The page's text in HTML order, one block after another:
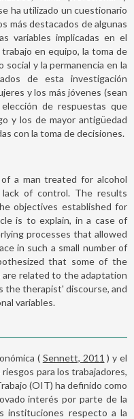
ha utilizado un cuestionario
más destacados de algunas
variables implicadas en el
en equipo, la toma de
y la permanencia en la
de esta investigación
y los más jóvenes (sean
de respuestas que
y los de mayor antigüedad
con la toma de decisiones.
a man treated for alcohol
lack of control. The results
objectives established for
is to explain, in a case of
processes that allowed
in such a small number of
that some of the
related to the adaptation
the therapist' discourse, and
variables.
( Sennett, 2011 ) y el
para los trabajadores,
(OIT) ha definido como
interés por parte de la
instituciones respecto a la